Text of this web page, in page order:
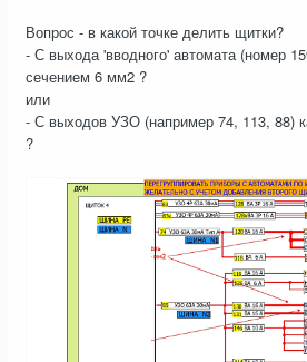
Вопрос - в какой точке делить щитки?
- С выхода 'вводного' автомата (номер
сечением 6 мм2 ?
или
- С выходов УЗО (например 74, 113, 88)
?